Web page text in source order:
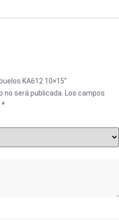
KA612 10×15”
no será publicada.
Los campos
*